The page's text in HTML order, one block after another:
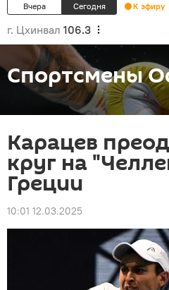
Вчера Сегодня К эфиру
г. Цхинвал 106.3
Спортсмены
Карацев
круг на
Греции
10:01 12.03.2025